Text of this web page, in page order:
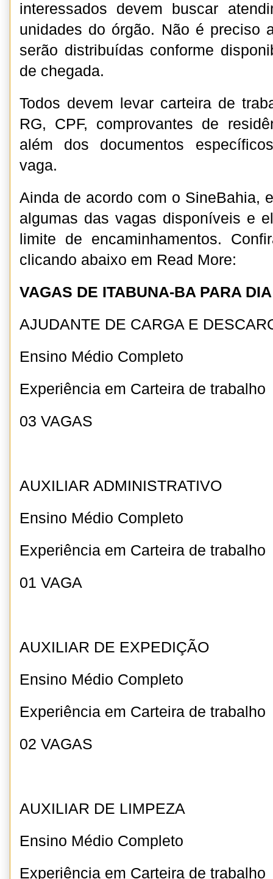
interessados devem buscar
unidades do órgão. Não é preciso
serão distribuídas conforme
de chegada.
Todos devem levar carteira de
RG, CPF, comprovantes de
além dos documentos
vaga.
Ainda de acordo com o SineBahia,
algumas das vagas disponíveis e
limite de encaminhamentos.
clicando abaixo em Read More:
VAGAS DE ITABUNA-BA PARA
AJUDANTE DE CARGA E
Ensino Médio Completo
Experiência em Carteira de trabalho
03 VAGAS
AUXILIAR ADMINISTRATIVO
Ensino Médio Completo
Experiência em Carteira de trabalho
01 VAGA
AUXILIAR DE EXPEDIÇÃO
Ensino Médio Completo
Experiência em Carteira de trabalho
02 VAGAS
AUXILIAR DE LIMPEZA
Ensino Médio Completo
Experiência em Carteira de trabalho